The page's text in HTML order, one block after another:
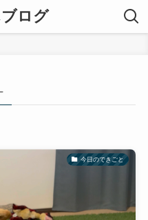
ログ
今日のできごと